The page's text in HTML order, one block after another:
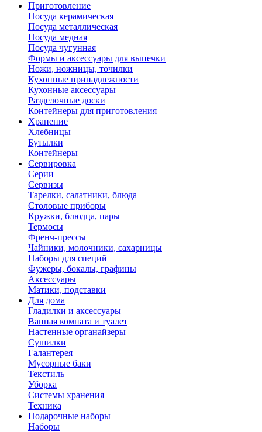
Приготовление
Посуда керамическая
Посуда металлическая
Посуда медная
Посуда чугунная
Формы и аксессуары для выпечки
Ножи, ножницы, точилки
Кухонные принадлежности
Кухонные аксессуары
Разделочные доски
Контейнеры для приготовления
Хранение
Хлебницы
Бутылки
Контейнеры
Сервировка
Серии
Сервизы
Тарелки, салатники, блюда
Столовые приборы
Кружки, блюдца, пары
Термосы
Френч-прессы
Чайники, молочники, сахарницы
Наборы для специй
Фужеры, бокалы, графины
Аксессуары
Матики, подставки
Для дома
Гладилки и аксессуары
Ванная комната и туалет
Настенные органайзеры
Сушилки
Галантерея
Мусорные баки
Текстиль
Уборка
Системы хранения
Техника
Подарочные наборы
Наборы